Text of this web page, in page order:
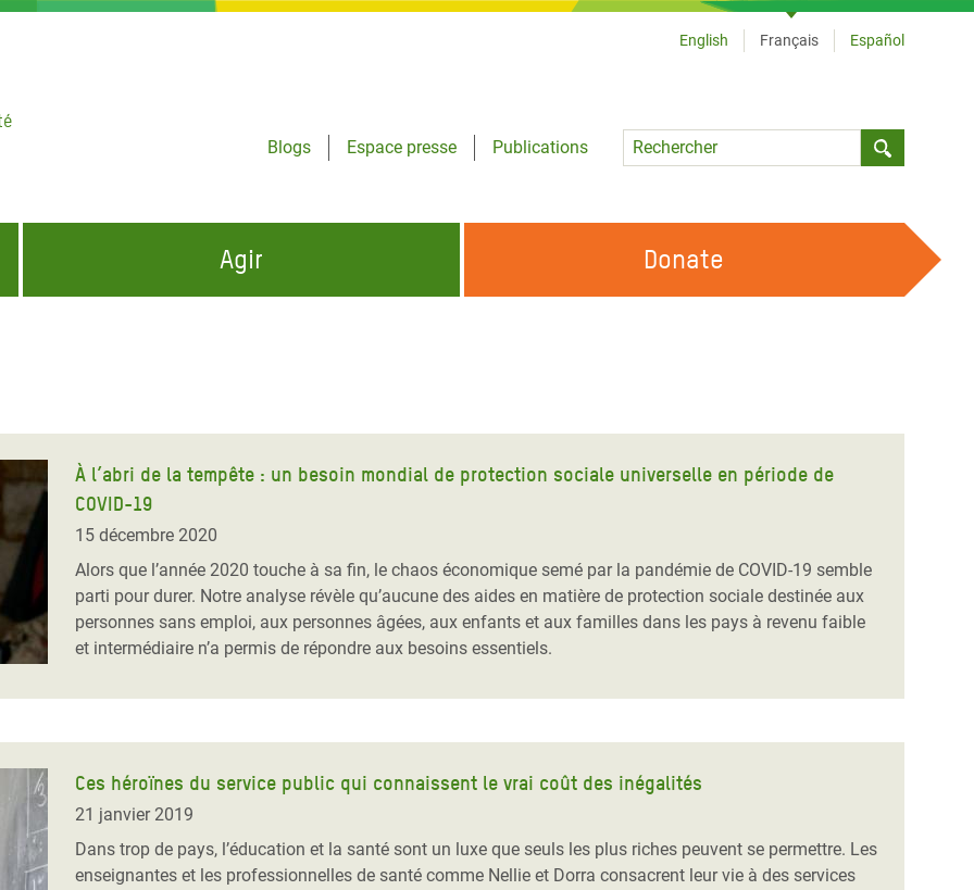
Blogs
Espace presse
Publications
Language
English Français Español
Gaza
Climatique et
en Afrique de
Yémen
Réfugiés Rohingyas
du Sud
Syrie
Agir Donate
À l’abri de la tempête : un besoin mondial de protection sociale universelle en période de
COVID-19
15 décembre 2020
Alors que l’année 2020 touche à sa fin, le chaos économique semé par la pandémie de COVID-19 semble
parti pour durer. Notre analyse révèle qu’aucune des aides en matière de protection sociale destinée aux
personnes sans emploi, aux personnes âgées, aux enfants et aux familles dans les pays à revenu faible
et intermédiaire n’a permis de répondre aux besoins essentiels.
Ces héroïnes du service public qui connaissent le vrai coût des inégalités
21 janvier 2019
Dans trop de pays, l’éducation et la santé sont un luxe que seuls les plus riches peuvent se permettre. Les
enseignantes et les professionnelles de santé comme Nellie et Dorra consacrent leur vie à des services